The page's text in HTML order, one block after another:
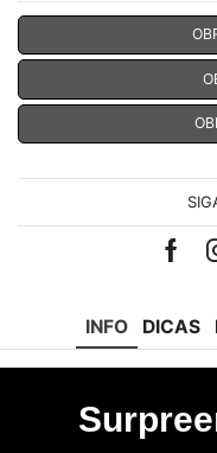
INFO DICAS